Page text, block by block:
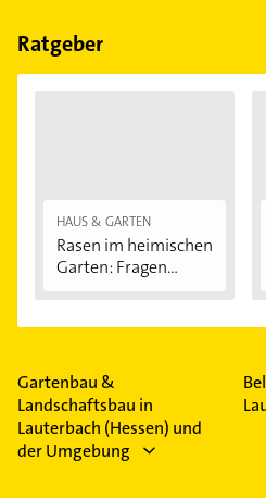
Feiertagen abweichen können.
Ratgeber
HAUS & GARTEN
Rasen im heimischen
Garten: Fragen...
Gartenbau &
Landschaftsbau in
Lauterbach (Hessen) und
der Umgebung